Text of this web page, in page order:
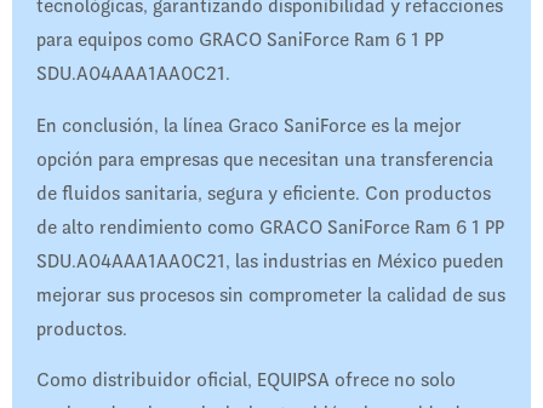
tecnológicas, garantizando disponibilidad y refacciones
para equipos como GRACO SaniForce Ram 6 1 PP
SDU.A04AAA1AA0C21.
En conclusión, la línea Graco SaniForce es la mejor
opción para empresas que necesitan una transferencia
de fluidos sanitaria, segura y eficiente. Con productos
de alto rendimiento como GRACO SaniForce Ram 6 1 PP
SDU.A04AAA1AA0C21, las industrias en México pueden
mejorar sus procesos sin comprometer la calidad de sus
productos.
Como distribuidor oficial, EQUIPSA ofrece no solo